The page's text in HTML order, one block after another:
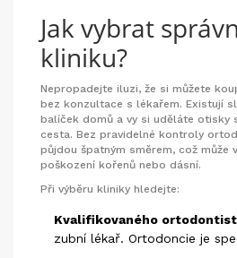
Jak vybrat
kliniku?
Nepropadejte iluzi, že si můžete
bez konzultace s lékařem. Existují
balíček domů a vy si uděláte otisky
cesta. Bez pravidelné kontroly
půjdou špatným směrem, což může
poškození kořenů nebo dásní.
Při výběru kliniky hledejte:
Kvalifikovaného
zubní lékař. Ortodoncie je